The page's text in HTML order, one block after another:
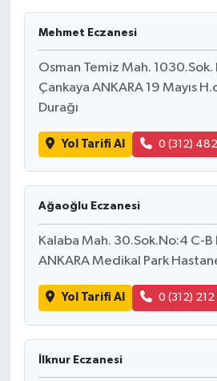
Mehmet Eczanesi
Osman Temiz Mah. 1030.Sok.
Çankaya ANKARA 19 Mayıs
Durağı
Yol Tarifi Al 0 (312)
Ağaoğlu Eczanesi
Kalaba Mah. 30.Sok.No:4 C-
ANKARA Medikal Park
Yol Tarifi Al 0 (312)
İlknur Eczanesi